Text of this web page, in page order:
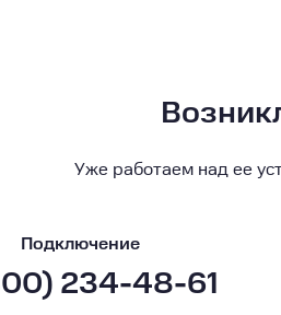
Уже работаем над ее
Подключение
234-48-61